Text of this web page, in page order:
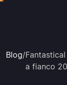
Blog/
a fianco